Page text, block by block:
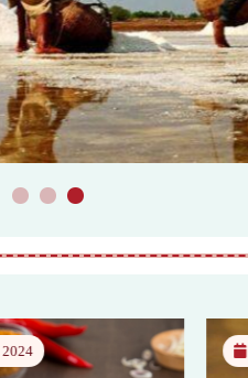
1 2 3
12 January, 2024